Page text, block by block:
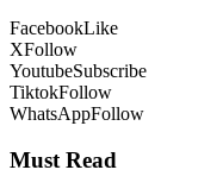
FacebookLike
XFollow
YoutubeSubscribe
TiktokFollow
WhatsAppFollow
Must Read